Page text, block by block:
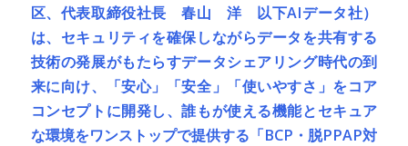
区、代表取締役社長 春山 洋 以下AIデータ社）
は、セキュリティを確保しながらデータを共有する
技術の発展がもたらすデータシェアリング時代の到
来に向け、「安心」「安全」「使いやすさ」をコア
コンセプトに開発し、誰もが使える機能とセキュア
な環境をワンストップで提供する「BCP・脱PPAP対